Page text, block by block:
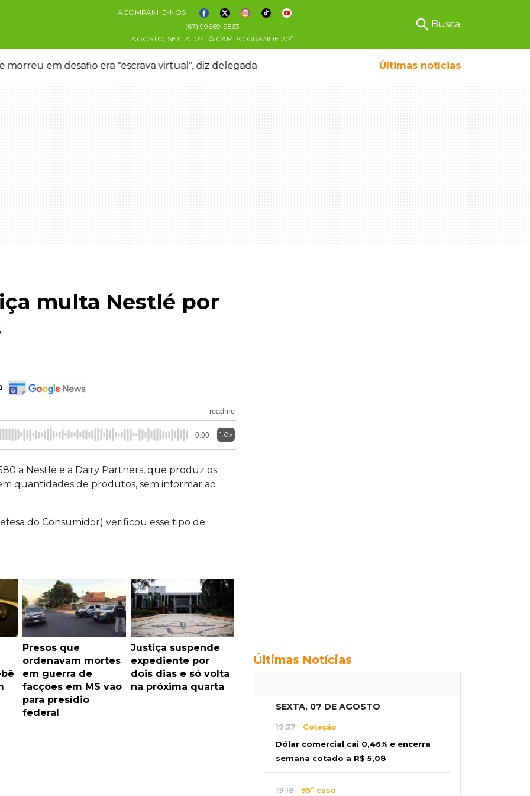
ACOMPANHE-NOS
(67) 99669-9563
AGOSTO, SEXTA 07 CAMPO GRANDE 20º
search Busca
morreu em desafio era "escrava virtual", diz delegada Últimas notícias
multa Nestlé por
readme
0:00 1.0x
a Nestlé e a Dairy Partners, que produz os
quantidades de produtos, sem informar ao
do Consumidor) verificou esse tipo de
Presos que
ordenavam mortes
em guerra de
facções em MS vão
para presídio
federal
Justiça suspende
expediente por
dois dias e só volta
na próxima quarta
Últimas Notícias
SEXTA, 07 DE AGOSTO
19:37 Cotação
Dólar comercial cai 0,46% e encerra
semana cotado a R$ 5,08
19:18 95º caso